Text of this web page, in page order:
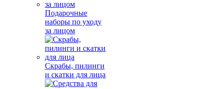
Подарочные
наборы по уходу
за лицом
Скрабы, пилинги
и скатки для лица